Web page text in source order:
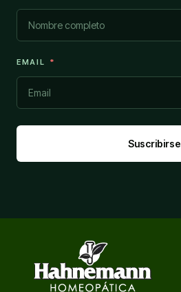
EMAIL
Suscribirse